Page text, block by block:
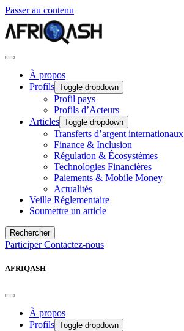
Passer au contenu
À propos
Profils Toggle dropdown
Profil pays
Profils d’Acteurs
Articles Toggle dropdown
Transferts d’argent internationaux
Finance & Inclusion
Régulation & Écosystèmes
Technologies Financières
Paiements & Mobile Money
Actualités
Veille Réglementaire
Soumettre un article
Rechercher
ParticiperContactez-nous
AFRIQASH
À propos
Profils Toggle dropdown